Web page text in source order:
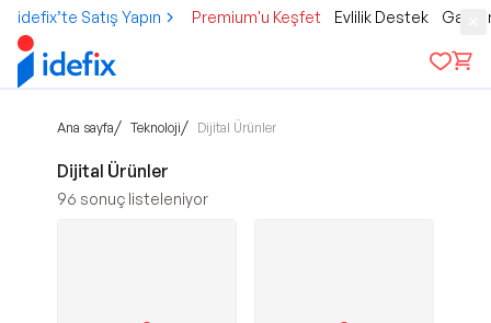
idefix’te Satış Yapın Premium'u Keşfet Evlilik Destek
Ana sayfa/ Teknoloji/ Dijital Ürünler
Dijital Ürünler
96 sonuç listeleniyor